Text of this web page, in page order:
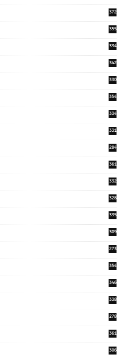
372
355
334
342
330
354
334
331
284
361
332
328
335
309
273
354
346
338
278
361
306